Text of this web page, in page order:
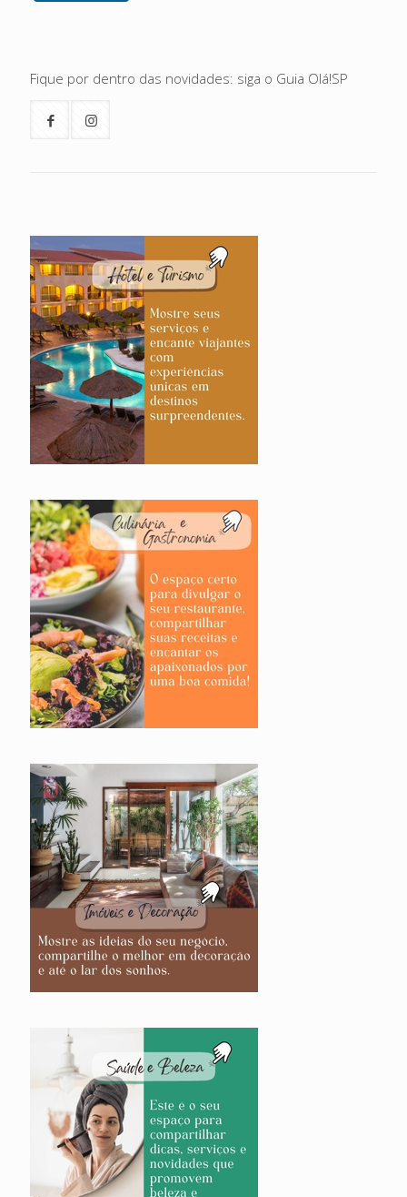
Fique por dentro das novidades: siga o Guia Olá!SP